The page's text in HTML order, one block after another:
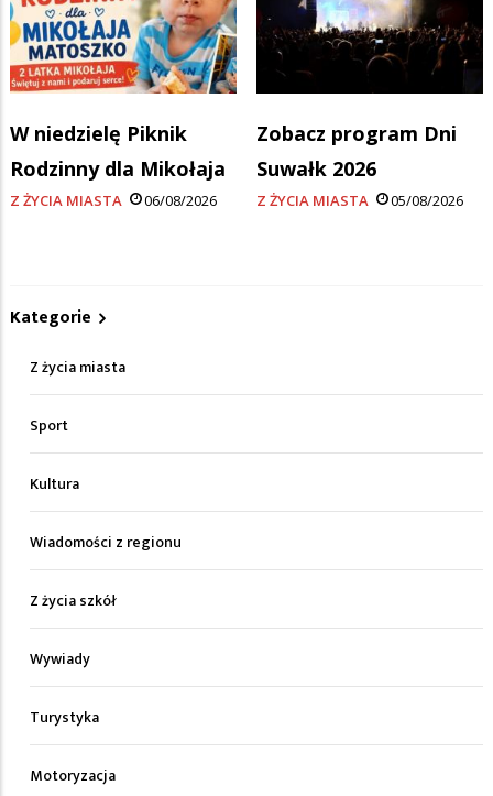
W niedzielę Piknik
Rodzinny dla Mikołaja
Z ŻYCIA MIASTA 06/08/2026
Zobacz program Dni
Suwałk 2026
Z ŻYCIA MIASTA 05/08/2026
Kategorie
Z życia miasta
Sport
Kultura
Wiadomości z regionu
Z życia szkół
Wywiady
Turystyka
Motoryzacja